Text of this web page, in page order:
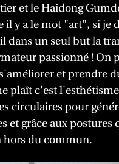
et le Haidong
y a le mot "art", si je
dans un seul but la
passionné ! On
et prendre
plaît c'est
circulaires pour
grâce aux postures
hors du commun.